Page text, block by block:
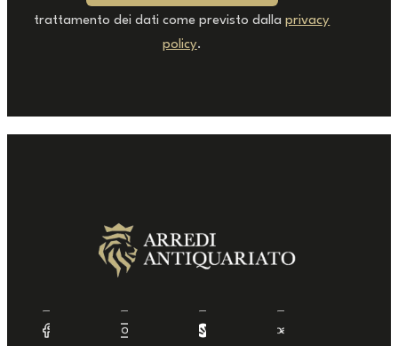
trattamento dei dati come previsto dallaprivacy
policy.